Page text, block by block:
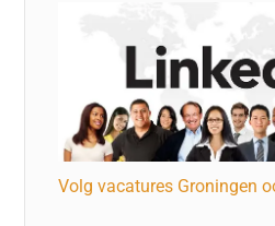
Volg vacatures Groningen